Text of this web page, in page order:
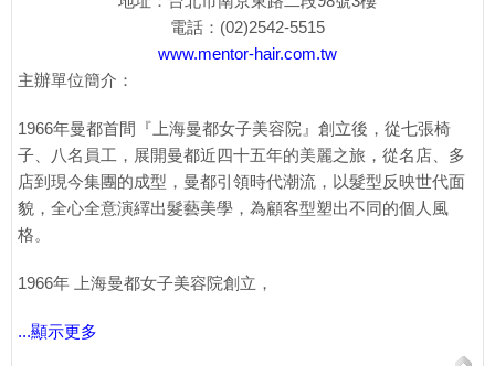
電話：(02)2542-5515
www.mentor-hair.com.tw
主辦單位簡介：
1966年曼都首間『上海曼都女子美容院』創立後，從七張椅
子、八名員工，展開曼都近四十五年的美麗之旅，從名店、多
店到現今集團的成型，曼都引領時代潮流，以髮型反映世代面
貌，全心全意演繹出髮藝美學，為顧客型塑出不同的個人風
格。
1966年 上海曼都女子美容院創立，
...顯示更多